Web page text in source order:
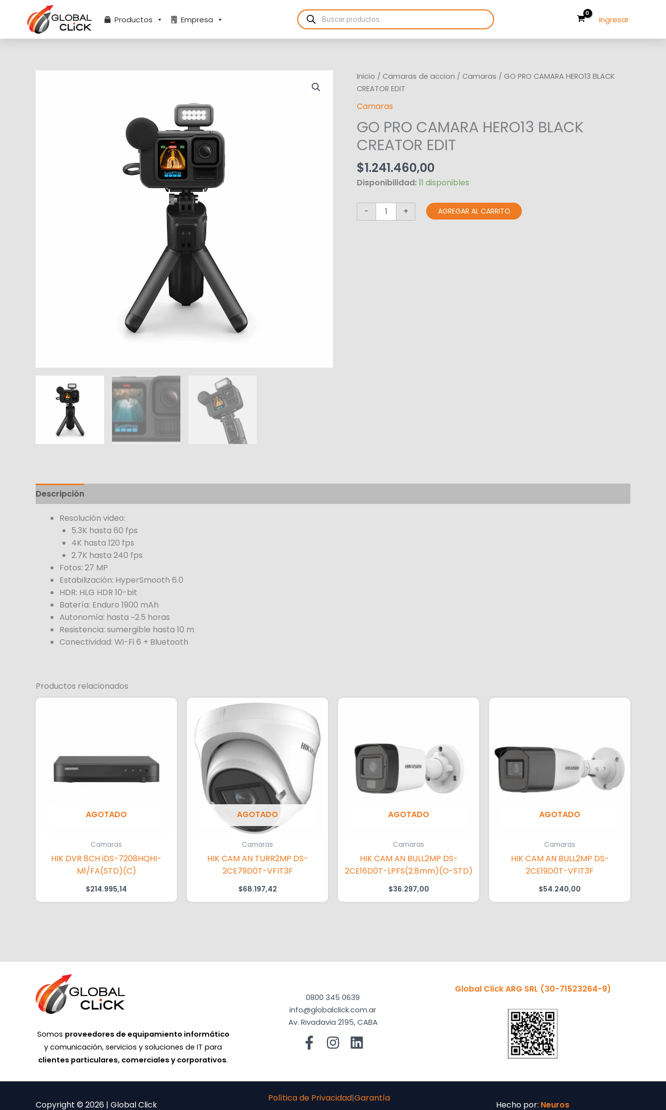
contenido
Productos Empresa
Products
search Ingresar
Inicio / Camaras de accion / Camaras / GO PRO CAMARA HERO13 BLACK
CREATOR EDIT
Camaras
GO PRO CAMARA HERO13 BLACK
CREATOR EDIT
$1.241.460,00
Disponibilidad:11 disponibles
-
GO
PRO
CAMARA
BLACK
CREATOR
EDIT
cantidad
+ AGREGAR AL CARRITO
Descripción
Resolución video:
5.3K hasta 60 fps
4K hasta 120 fps
2.7K hasta 240 fps
Fotos: 27 MP
Estabilización: HyperSmooth 6.0
HDR: HLG HDR 10-bit
Batería: Enduro 1900 mAh
Autonomía: hasta ~2.5 horas
Resistencia: sumergible hasta 10 m
Conectividad: Wi-Fi 6 + Bluetooth
Productos relacionados
AGOTADO
Camaras
HIK DVR 8CH iDS-7208HQHI-
M1/FA(STD)(C)
$214.995,14
AGOTADO
Camaras
HIK CAM AN TURR2MP DS-
2CE79D0T-VFIT3F
$68.197,42
AGOTADO
Camaras
HIK CAM AN BULL2MP DS-
2CE16D0T-LPFS(2.8mm)(O-STD)
$36.297,00
AGOTADO
Camaras
HIK CAM AN BULL2MP DS-
2CE19D0T-VFIT3F
$54.240,00
Somos proveedores de equipamiento informático
y comunicación, servicios y soluciones de IT para
clientes particulares, comerciales y corporativos.
0800 345 0639
info@globalclick.com.ar
Av. Rivadavia 2195, CABA
Global Click ARG SRL (30-71523264-9)
Copyright © 2026 | Global Click
Política de Privacidad|Garantía
Hecho por: Neuros